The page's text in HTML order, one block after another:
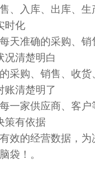
、入库、出库、
时化
天准确的采购、
况清楚明白
采购、销售、收
账清楚明了
一家供应商、客
策有依据
效的经营数据，
袋！。